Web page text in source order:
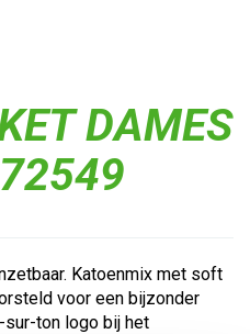
DAMES
Katoenmix met soft
voor een bijzonder
sur-ton logo bij het